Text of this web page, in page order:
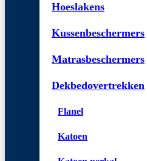
Hoeslakens
Kussenbeschermers
Matrasbeschermers
Dekbedovertrekken
Flanel
Katoen